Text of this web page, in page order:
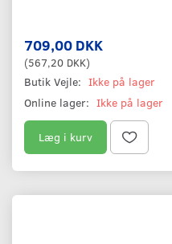
709,00 DKK
(567,20 DKK)
Butik Vejle: Ikke på lager
Online lager: Ikke på lager
Læg i kurv